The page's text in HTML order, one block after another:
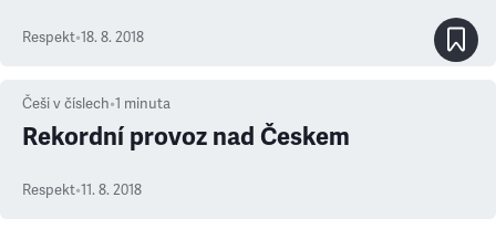
Respekt•18. 8. 2018
Češi v číslech•1 minuta
Rekordní provoz nad Českem
Respekt•11. 8. 2018